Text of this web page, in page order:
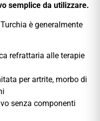
semplice da utilizzare.
è generalmente
refrattaria alle terapie
per artrite, morbo di
senza componenti